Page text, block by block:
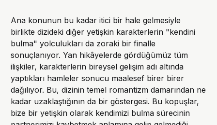
Ana konunun bu kadar itici bir hale gelmesiyle
birlikte dizideki diğer yetişkin karakterlerin "kendini
bulma" yolculukları da zoraki bir finalle
sonuçlanıyor. Yan hikâyelerde gördüğümüz tüm
ilişkiler, karakterlerin bireysel gelişim adı altında
yaptıkları hamleler sonucu maalesef birer birer
dağılıyor. Bu, dizinin temel romantizm damarından ne
kadar uzaklaştığının da bir göstergesi. Bu kopuşlar,
bize bir yetişkin olarak kendimizi bulma sürecinin